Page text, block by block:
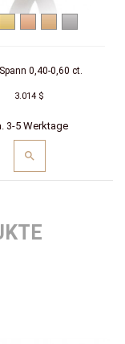
GelbgoldRotgold
0,40-0,60 ct.
3.014 $
3-5 Werktage